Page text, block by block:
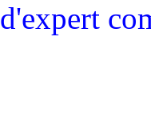
d'expert